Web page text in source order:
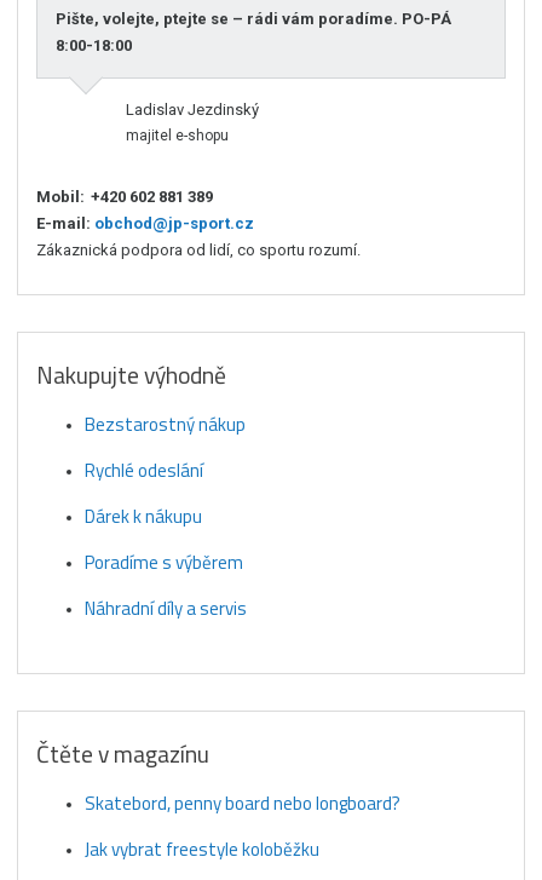
Pište, volejte, ptejte se – rádi vám poradíme. PO-PÁ
8:00-18:00
Ladislav Jezdinský
majitel e-shopu
Mobil: +420 602 881 389
E-mail: obchod@jp-sport.cz
Zákaznická podpora od lidí, co sportu rozumí.
Nakupujte výhodně
Bezstarostný nákup
Rychlé odeslání
Dárek k nákupu
Poradíme s výběrem
Náhradní díly a servis
Čtěte v magazínu
Skatebord, penny board nebo longboard?
Jak vybrat freestyle koloběžku